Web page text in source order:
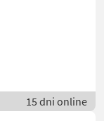
15 dni online